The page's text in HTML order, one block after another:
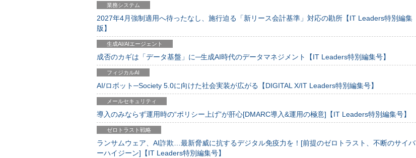
業務システム
2027年4月強制適用へ待ったなし、施行迫る「新リース会計基準」対応の勘所【IT Leaders特別編集
版】
生成AI/AIエージェント
成否のカギは「データ基盤」に─生成AI時代のデータマネジメント【IT Leaders特別編集号】
フィジカルAI
AI/ロボット─Society 5.0に向けた社会実装が広がる【DIGITAL X/IT Leaders特別編集号】
メールセキュリティ
導入のみならず運用時の“ポリシー上げ”が肝心[DMARC導入&運用の極意]【IT Leaders特別編集号】
ゼロトラスト戦略
ランサムウェア、AI詐欺…最新脅威に抗するデジタル免疫力を！[前提のゼロトラスト、不断のサイバ
ーハイジーン]【IT Leaders特別編集号】